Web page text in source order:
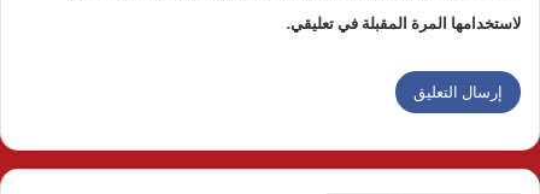
لاستخدامها المرة المقبلة في تعليقي.